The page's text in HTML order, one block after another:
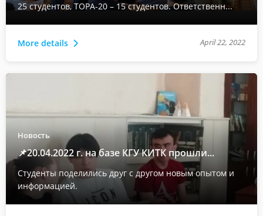
25 студентов, ТОРА-20 – 15 студентов. Ответственн...
More details April 22, 2022
Новость
📌20.04.2022 г. на базе КГУ КИТК прошли...
Студенты поделились друг с другом новым опытом и
информацией.